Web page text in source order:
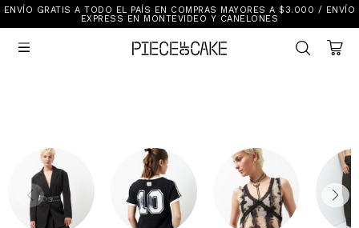
ENVÍO GRATIS A TODO EL PAÍS EN COMPRAS MAYORES A $3.000 / ENVÍO
EXPRESS EN MONTEVIDEO Y CANELONES

Sale
New In
Mi cuenta
Ver Todo
Vestimenta